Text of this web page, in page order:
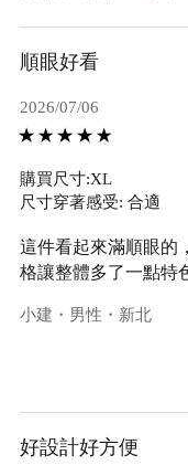
順眼好看
2026/07/06
購買尺寸:XL
尺寸穿著感受: 合適
這件看起來滿順眼的
格讓整體多了一點特
小建・男性・新北
好設計好方便